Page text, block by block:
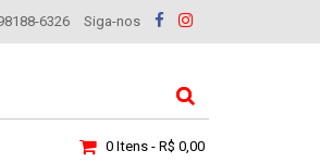
6326 Siga-nos
0 Itens - R$ 0,00